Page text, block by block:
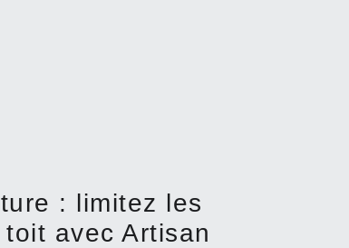
: limitez les
avec Artisan